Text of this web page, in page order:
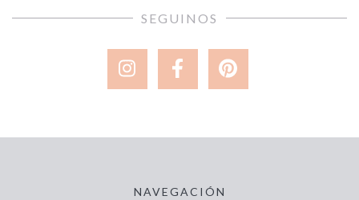
SEGUINOS
NAVEGACIÓN